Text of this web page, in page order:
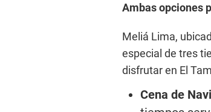
Ambas opciones
Meliá Lima,
especial de tres
disfrutar en El
Cena de